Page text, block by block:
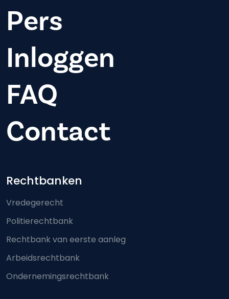
Pers
Inloggen
FAQ
Contact
Footer-menu
Rechtbanken
Vredegerecht
Politierechtbank
Rechtbank van eerste aanleg
Arbeidsrechtbank
Ondernemingsrechtbank